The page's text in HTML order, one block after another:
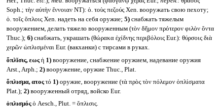
Soph.; τὴν αὐτὴν ἔννοιαν NT): ὁ. τοὺς πεζούς Xen. вооружать свою пехоту;
ὁ. τοῖς ὅπλοις Xen. надеть на себя оружие; 5)снабжать тяжелым
вооружением, делать тяжело вооруженным (τὸν δῆμον πρότερον φιλὸν ὄντα
Thuc.); 6)снабжать, украшать (θώρακα ἐχίδνης περιβόλοις Eur.): θύρσοις διὰ
χερῶν ὡπλισμέναι Eur. (вакханки) с тирсами в руках.
ὅπλῐσις, εωςἡ 1)вооружение, снабжение оружием, надевание оружия
Arst., Arph.; 2)вооружение, оружие Thuc., Plat.
ὅπλισμα, ατοςτό 1)оружие, вооружение (τὰ πρὸς τὸν πόλεμον ὁπλίσματα
Plat.); 2)вооруженный отряд, войско Eur.
ὁπλισμόςὁ Aesch., Plut. = ὅπλισις.